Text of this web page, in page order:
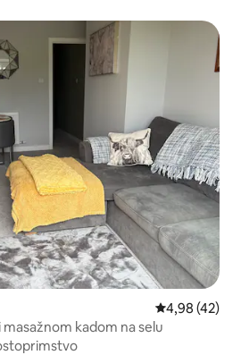
Prosječna
4,98 (42)
kadom na selu